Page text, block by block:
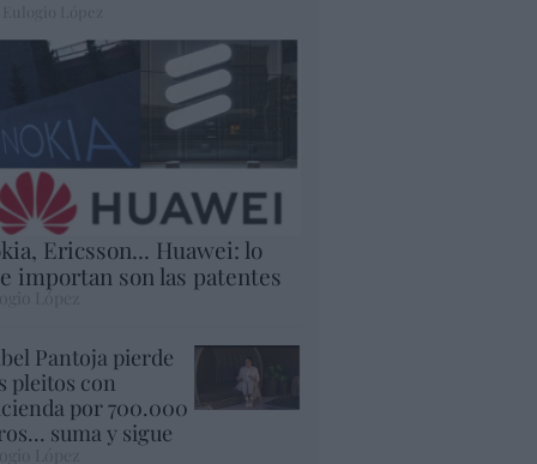
Ericsson... Huawei: lo
importan son las patentes
López
Pantoja pierde
pleitos con
por 700.000
suma y sigue